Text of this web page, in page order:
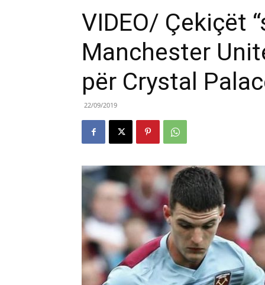
VIDEO/ Çekiçët
Manchester
për Crystal
22/09/2019